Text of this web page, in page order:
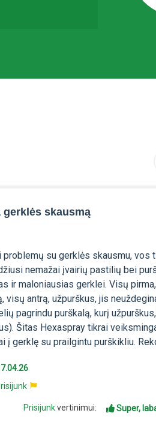
skausmą
problemų su gerklės skausmu, vos
nemažai įvairių pastilių bei
ir maloniausias gerklei. Visų
visų antrą, užpurškus, jis
pagrindu purškalą, kurį
Šitas Hexaspray tikrai
į gerklę su prailgintu purškikliu.
Prisijunkvertinimui: Super,